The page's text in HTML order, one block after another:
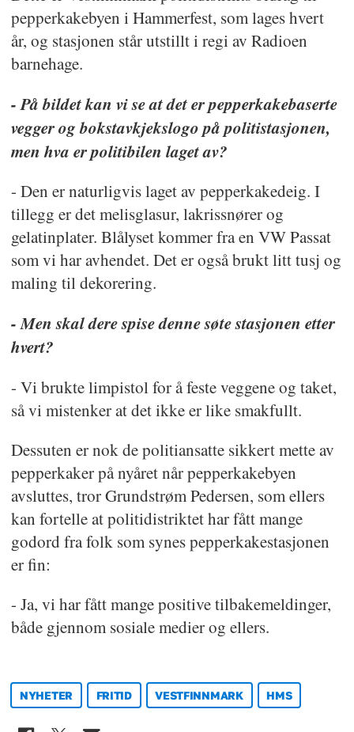
pepperkakebyen i Hammerfest, som lages hvert
år, og stasjonen står utstillt i regi av Radioen
barnehage.
- På bildet kan vi se at det er pepperkakebaserte
vegger og bokstavkjekslogo på politistasjonen,
men hva er politibilen laget av?
- Den er naturligvis laget av pepperkakedeig. I
tillegg er det melisglasur, lakrissnører og
gelatinplater. Blålyset kommer fra en VW Passat
som vi har avhendet. Det er også brukt litt tusj og
maling til dekorering.
- Men skal dere spise denne søte stasjonen etter
hvert?
- Vi brukte limpistol for å feste veggene og taket,
så vi mistenker at det ikke er like smakfullt.
Dessuten er nok de politiansatte sikkert mette av
pepperkaker på nyåret når pepperkakebyen
avsluttes, tror Grundstrøm Pedersen, som ellers
kan fortelle at politidistriktet har fått mange
godord fra folk som synes pepperkakestasjonen
er fin:
- Ja, vi har fått mange positive tilbakemeldinger,
både gjennom sosiale medier og ellers.
NYHETER FRITID VESTFINNMARK HMS